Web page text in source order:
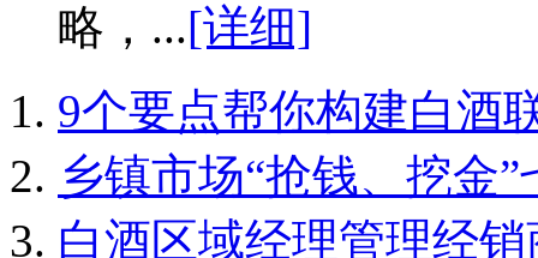
略，...[详细]
9个要点帮你构建白酒
乡镇市场“抢钱、挖金”
白酒区域经理管理经